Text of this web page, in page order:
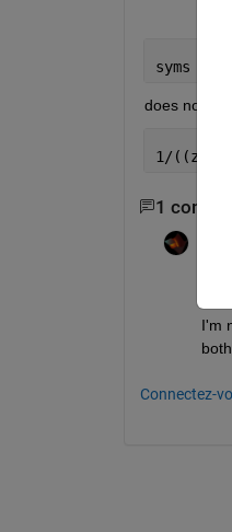
syms ;
does not
1/((z-
1
I'm
Connectez-